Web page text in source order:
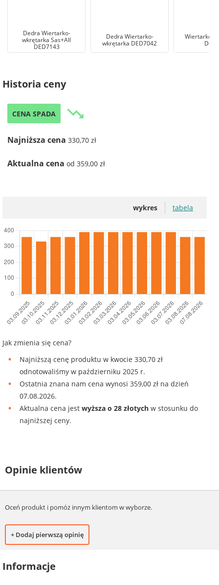
Dedra Wiertarko-
wkrętarka Sas+All
DED7143
Dedra Wiertarko-
wkrętarka DED7042
Wiertarko
Historia ceny
CENA SPADA trending_down
Najniższa cena 330,70 zł
Aktualna cena od 359,00 zł
wykres tabela
Jak zmienia się cena?
Najniższą cenę produktu w kwocie 330,70 zł
odnotowaliśmy w październiku 2025 r.
Ostatnia znana nam cena wynosi 359,00 zł na dzień
07.08.2026.
Aktualna cena jest wyższa o 28 złotych w stosunku do
najniższej ceny.
Opinie klientów
Oceń produkt i pomóż innym klientom w wyborze.
+ Dodaj pierwszą opinię
Informacje